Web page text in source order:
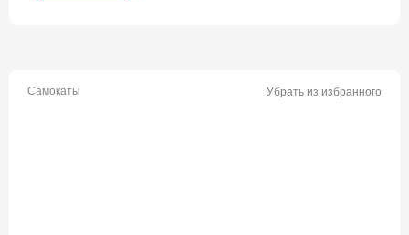
Самокаты Убрать из избранного